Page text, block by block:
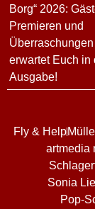
Borg“ 2026:
Premieren und
erwartet Euch in
Ausgabe!
Fly & Help
artmedia
Sonia
Pop-